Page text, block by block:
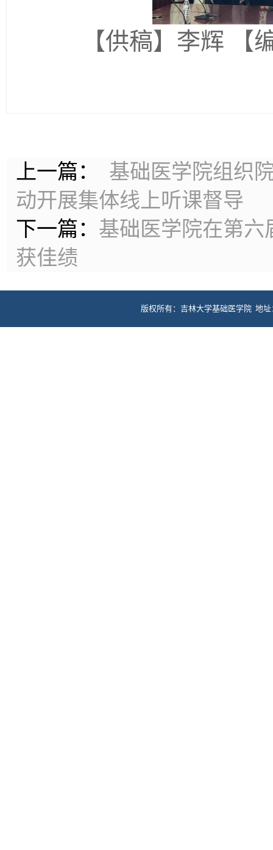
【供稿】李辉 【
上一篇：
基础医学院组织
动开展集体线上听课督导
下一篇： 基础医学院在第六
获佳绩
版权所有：吉林大学基础医学院 地